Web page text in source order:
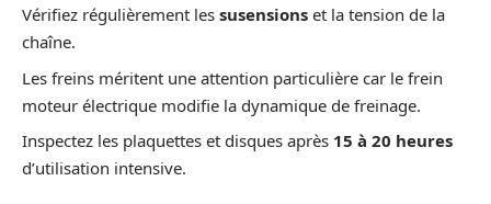
Vérifiez régulièrement les susensions et la tension de la
chaîne.
Les freins méritent une attention particulière car le frein
moteur électrique modifie la dynamique de freinage.
Inspectez les plaquettes et disques après 15 à 20 heures
d’utilisation intensive.